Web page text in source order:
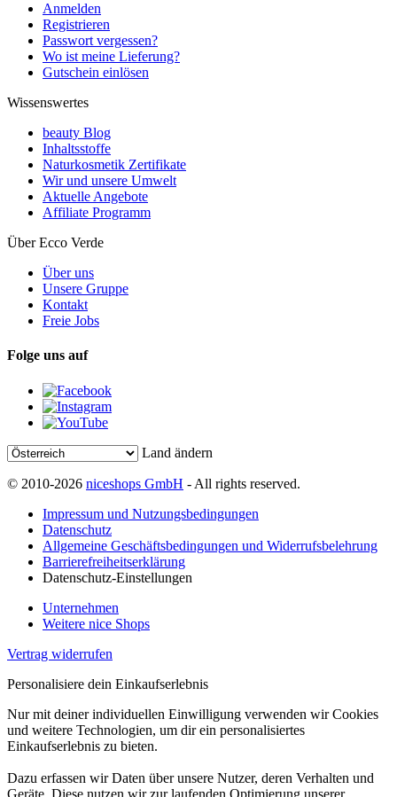
Anmelden
Registrieren
Passwort vergessen?
Wo ist meine Lieferung?
Gutschein einlösen
Wissenswertes
beauty Blog
Inhaltsstoffe
Naturkosmetik Zertifikate
Wir und unsere Umwelt
Aktuelle Angebote
Affiliate Programm
Über Ecco Verde
Über uns
Unsere Gruppe
Kontakt
Freie Jobs
Folge uns auf
Land ändern
© 2010-2026 niceshops GmbH - All rights reserved.
Impressum und Nutzungsbedingungen
Datenschutz
Allgemeine Geschäftsbedingungen und Widerrufsbelehrung
Barrierefreiheitserklärung
Datenschutz-Einstellungen
Unternehmen
Weitere nice Shops
Vertrag widerrufen
Personalisiere dein Einkaufserlebnis
Nur mit deiner individuellen Einwilligung verwenden wir Cookies
und weitere Technologien, um dir ein personalisiertes
Einkaufserlebnis zu bieten.
Dazu erfassen wir Daten über unsere Nutzer, deren Verhalten und
Geräte. Diese nutzen wir zur laufenden Optimierung unserer